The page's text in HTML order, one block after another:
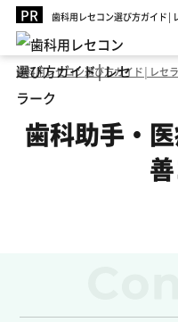
歯科用レセコン選び方ガイド│
歯科用レセコン選び方ガイド│レセ
歯科助手・